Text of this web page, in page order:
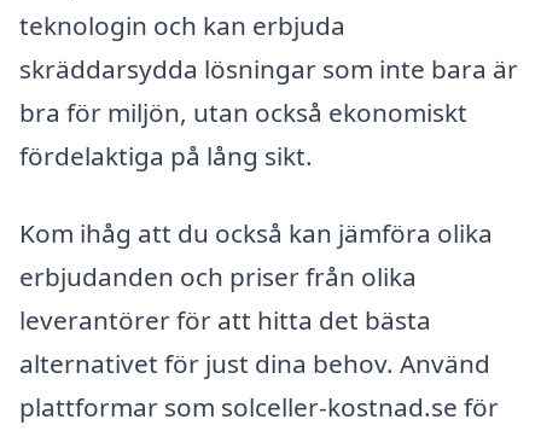
teknologin och kan erbjuda
skräddarsydda lösningar som inte bara är
bra för miljön, utan också ekonomiskt
fördelaktiga på lång sikt.
Kom ihåg att du också kan jämföra olika
erbjudanden och priser från olika
leverantörer för att hitta det bästa
alternativet för just dina behov. Använd
plattformar som solceller-kostnad.se för